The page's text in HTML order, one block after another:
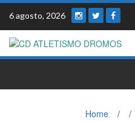
Skip
content
6 agosto, 2026
Home / /